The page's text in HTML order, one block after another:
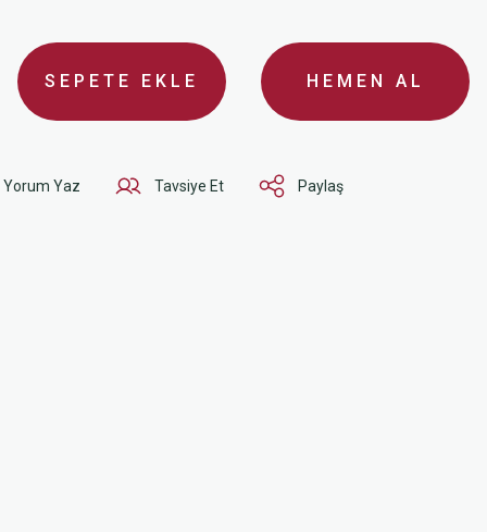
SEPETE EKLE HEMEN AL
Yorum Yaz Tavsiye Et Paylaş